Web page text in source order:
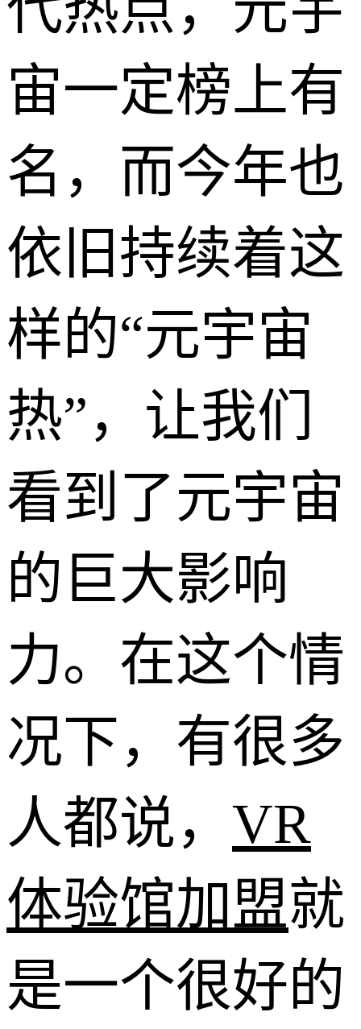
宙一定榜上有
名，而今年也
依旧持续着这
样的“元宇宙
热”，让我们
看到了元宇宙
的巨大影响
力。在这个情
况下，有很多
人都说， VR
体验馆加盟就
是一个很好的